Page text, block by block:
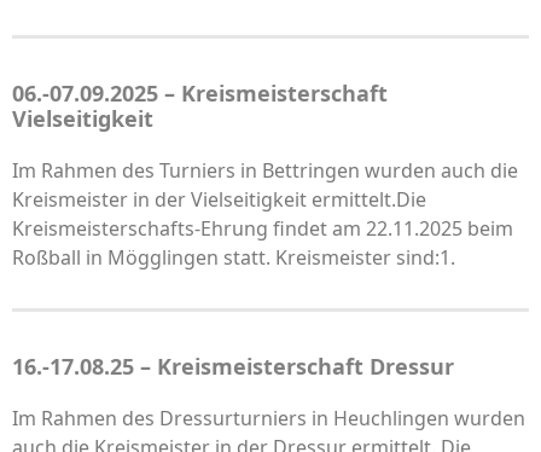
06.-07.09.2025 – Kreismeisterschaft
Vielseitigkeit
Im Rahmen des Turniers in Bettringen wurden auch die
Kreismeister in der Vielseitigkeit ermittelt.Die
Kreismeisterschafts-Ehrung findet am 22.11.2025 beim
Roßball in Mögglingen statt. Kreismeister sind:1.
16.-17.08.25 – Kreismeisterschaft Dressur
Im Rahmen des Dressurturniers in Heuchlingen wurden